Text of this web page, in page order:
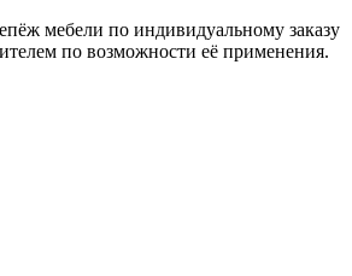
мебели по индивидуальному заказу
по возможности её применения.